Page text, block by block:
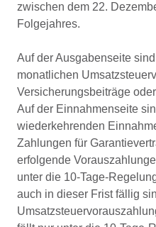
zwischen dem 22.
Folgejahres.
Auf der Ausgabenseite
monatlichen
Versicherungsbeiträge
Auf der Einnahmenseite
wiederkehrenden
Zahlungen für
erfolgende
unter die 10-Tage-
auch in dieser Frist fällig